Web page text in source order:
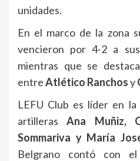
unidades.
En el marco de la zona
vencieron por 4-2 a
mientras que se
entreAtlético Ranchosy
LEFU Club es líder en
artillerasAna Muñiz,
Sommariva y María
Belgrano contó con